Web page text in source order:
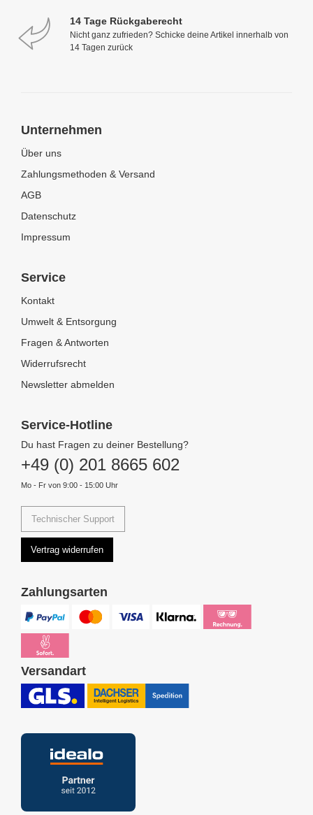
14 Tage Rückgaberecht
Nicht ganz zufrieden? Schicke deine Artikel innerhalb von
14 Tagen zurück
Unternehmen
Über uns
Zahlungsmethoden & Versand
AGB
Datenschutz
Impressum
Service
Kontakt
Umwelt & Entsorgung
Fragen & Antworten
Widerrufsrecht
Newsletter abmelden
Service-Hotline
Du hast Fragen zu deiner Bestellung?
+49 (0) 201 8665 602
Mo - Fr von 9:00 - 15:00 Uhr
Technischer Support
Vertrag widerrufen
Zahlungsarten
Versandart